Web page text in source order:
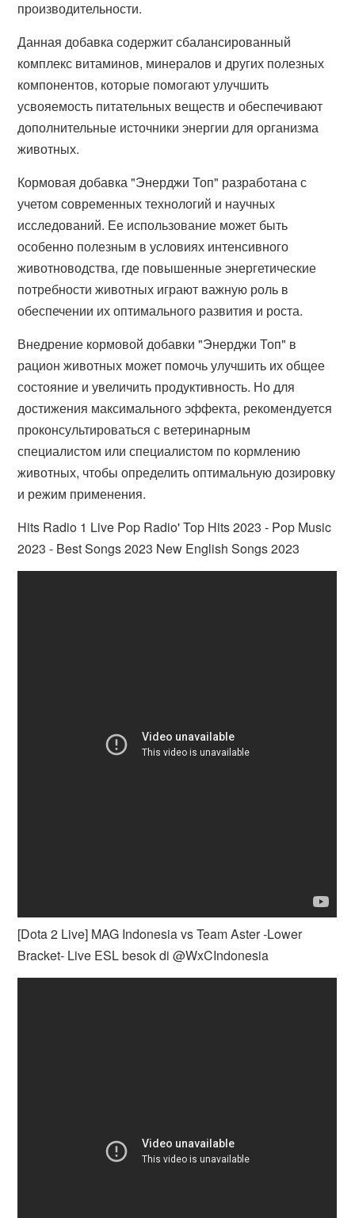
производительности.
Данная добавка содержит сбалансированный
комплекс витаминов, минералов и других полезных
компонентов, которые помогают улучшить
усвояемость питательных веществ и обеспечивают
дополнительные источники энергии для организма
животных.
Кормовая добавка "Энерджи Топ" разработана с
учетом современных технологий и научных
исследований. Ее использование может быть
особенно полезным в условиях интенсивного
животноводства, где повышенные энергетические
потребности животных играют важную роль в
обеспечении их оптимального развития и роста.
Внедрение кормовой добавки "Энерджи Топ" в
рацион животных может помочь улучшить их общее
состояние и увеличить продуктивность. Но для
достижения максимального эффекта, рекомендуется
проконсультироваться с ветеринарным
специалистом или специалистом по кормлению
животных, чтобы определить оптимальную дозировку
и режим применения.
Hits Radio 1 Live Pop Radio' Top Hits 2023 - Pop Music
2023 - Best Songs 2023 New English Songs 2023
[Dota 2 Live] MAG Indonesia vs Team Aster -Lower
Bracket- Live ESL besok di @WxCIndonesia